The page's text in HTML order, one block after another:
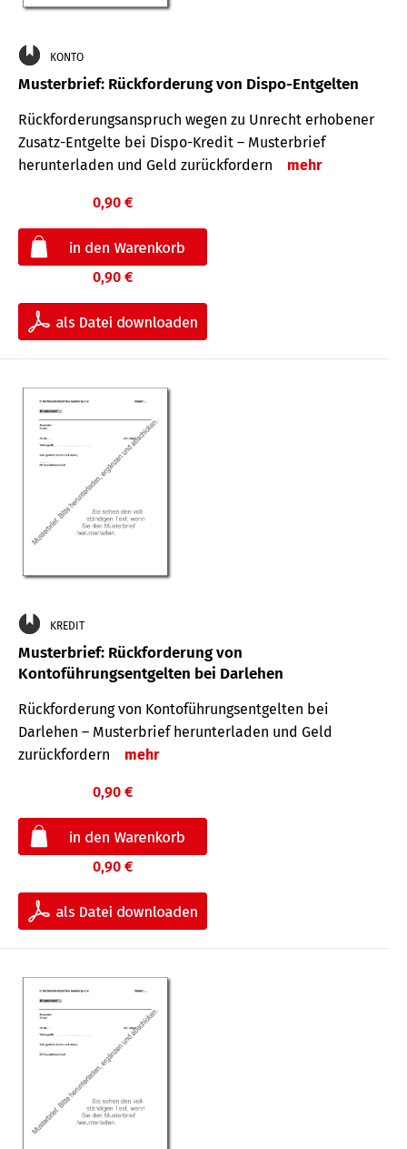
KONTO
Musterbrief: Rückforderung von Dispo-Entgelten
Rückforderungsanspruch wegen zu Unrecht erhobener
Zusatz-Entgelte bei Dispo-Kredit – Musterbrief
herunterladen und Geld zurückfordern
mehr
0,90 €
0,90 €
KREDIT
Musterbrief: Rückforderung von
Kontoführungsentgelten bei Darlehen
Rückforderung von Kontoführungsentgelten bei
Darlehen – Musterbrief herunterladen und Geld
zurückfordern
mehr
0,90 €
0,90 €